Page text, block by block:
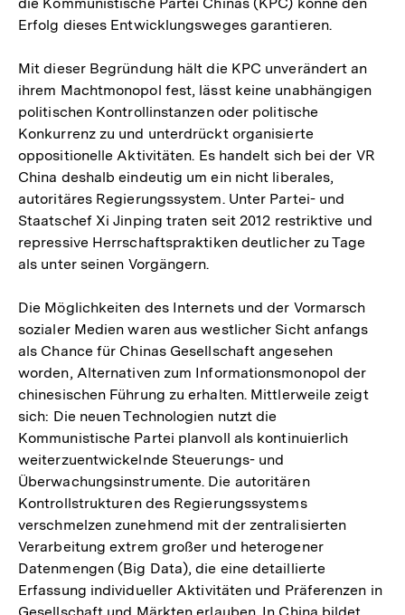
Erfolg dieses Entwicklungsweges garantieren.
Mit dieser Begründung hält die KPC unverändert an
ihrem Machtmonopol fest, lässt keine unabhängigen
politischen Kontrollinstanzen oder politische
Konkurrenz zu und unterdrückt organisierte
oppositionelle Aktivitäten. Es handelt sich bei der VR
China deshalb eindeutig um ein nicht liberales,
autoritäres Regierungssystem. Unter Partei- und
Staatschef Xi Jinping traten seit 2012 restriktive und
repressive Herrschaftspraktiken deutlicher zu Tage
als unter seinen Vorgängern.
Die Möglichkeiten des Internets und der Vormarsch
sozialer Medien waren aus westlicher Sicht anfangs
als Chance für Chinas Gesellschaft angesehen
worden, Alternativen zum Informationsmonopol der
chinesischen Führung zu erhalten. Mittlerweile zeigt
sich: Die neuen Technologien nutzt die
Kommunistische Partei planvoll als kontinuierlich
weiterzuentwickelnde Steuerungs- und
Überwachungsinstrumente. Die autoritären
Kontrollstrukturen des Regierungssystems
verschmelzen zunehmend mit der zentralisierten
Verarbeitung extrem großer und heterogener
Datenmengen (Big Data), die eine detaillierte
Erfassung individueller Aktivitäten und Präferenzen in